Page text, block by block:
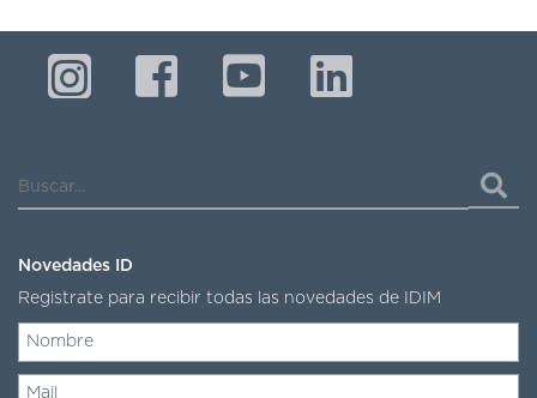
Novedades ID
Registrate para recibir todas las novedades de IDIM